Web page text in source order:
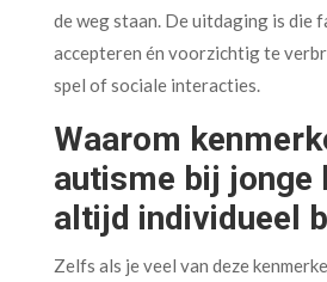
de weg staan. De uitdaging is die
accepteren én voorzichtig te
spel of sociale interacties.
Waarom
autisme bij jonge
altijd individueel
Zelfs als je veel van deze